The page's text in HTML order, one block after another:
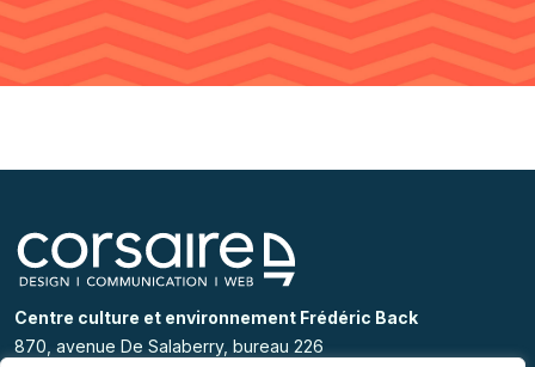
Centre culture et environnement Frédéric Back
870, avenue De Salaberry, bureau 226